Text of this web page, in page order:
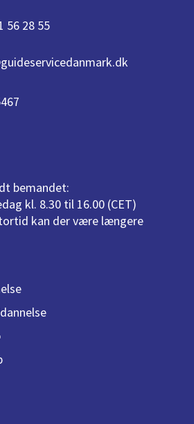
56 28 55
bemandet:
kl. 8.30 til 16.00 (CET)
kan der være længere